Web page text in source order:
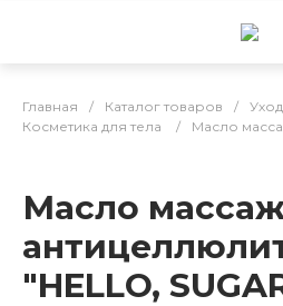
Главная / Каталог товаров /
Косметика для тела
/ Масло
Масло
"HELLO,